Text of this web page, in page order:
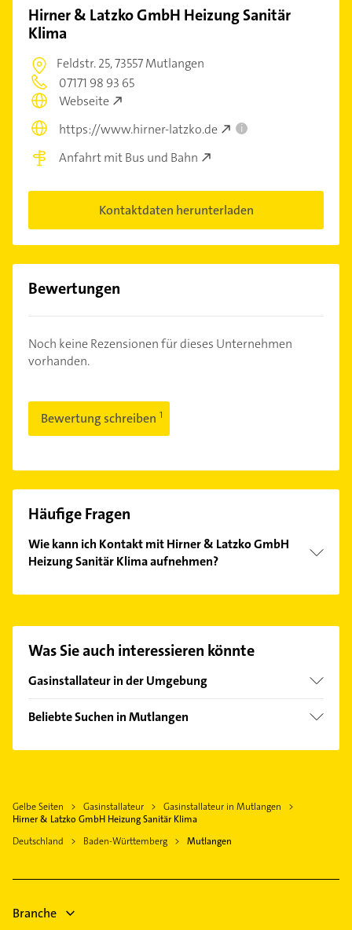
Hirner & Latzko GmbH Heizung Sanitär
Klima
Feldstr. 25,73557 Mutlangen
07171 98 93 65
Webseite
https://www.hirner-latzko.de
i
Anfahrt mit Bus und Bahn
Kontaktdaten herunterladen
Bewertungen
Noch keine Rezensionen für dieses Unternehmen
vorhanden.
Bewertung schreiben
Häufige Fragen
Wie kann ich Kontakt mit Hirner & Latzko GmbH
Heizung Sanitär Klima aufnehmen?
auswählen. Hier finden Sie alleKontaktdaten
Was Sie auch interessieren könnte
Gasinstallateur in der Umgebung
Eislingen /Fils
Schorndorf Württemberg
Beliebte Suchen in Mutlangen
Heizungsbauer
Physikalische Therapie
Krankengymnastik
Gelbe Seiten Gasinstallateur
Gasinstallateur in Mutlangen
Hirner & Latzko GmbH Heizung Sanitär Klima
Deutschland
Baden-Württemberg Mutlangen
Branche